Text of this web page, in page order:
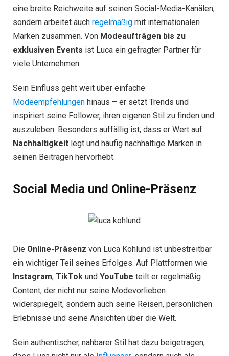
eine breite Reichweite auf seinen Social-Media-Kanälen,
sondern arbeitet auch regelmäßig mit internationalen
Marken zusammen. Von Modeaufträgen bis zu
exklusiven Events ist Luca ein gefragter Partner für
viele Unternehmen.
Sein Einfluss geht weit über einfache
Modeempfehlungen hinaus – er setzt Trends und
inspiriert seine Follower, ihren eigenen Stil zu finden und
auszuleben. Besonders auffällig ist, dass er Wert auf
Nachhaltigkeit legt und häufig nachhaltige Marken in
seinen Beiträgen hervorhebt.
Social Media und Online-Präsenz
Die Online-Präsenz von Luca Kohlund ist unbestreitbar
ein wichtiger Teil seines Erfolges. Auf Plattformen wie
Instagram, TikTok und YouTube teilt er regelmäßig
Content, der nicht nur seine Modevorlieben
widerspiegelt, sondern auch seine Reisen, persönlichen
Erlebnisse und seine Ansichten über die Welt.
Sein authentischer, nahbarer Stil hat dazu beigetragen,